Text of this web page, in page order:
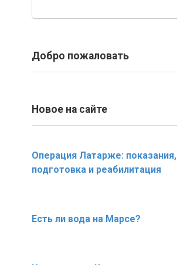
Добро пожаловать
Новое на сайте
Операция Латарже: показания,
подготовка и реабилитация
Есть ли вода на Марсе?